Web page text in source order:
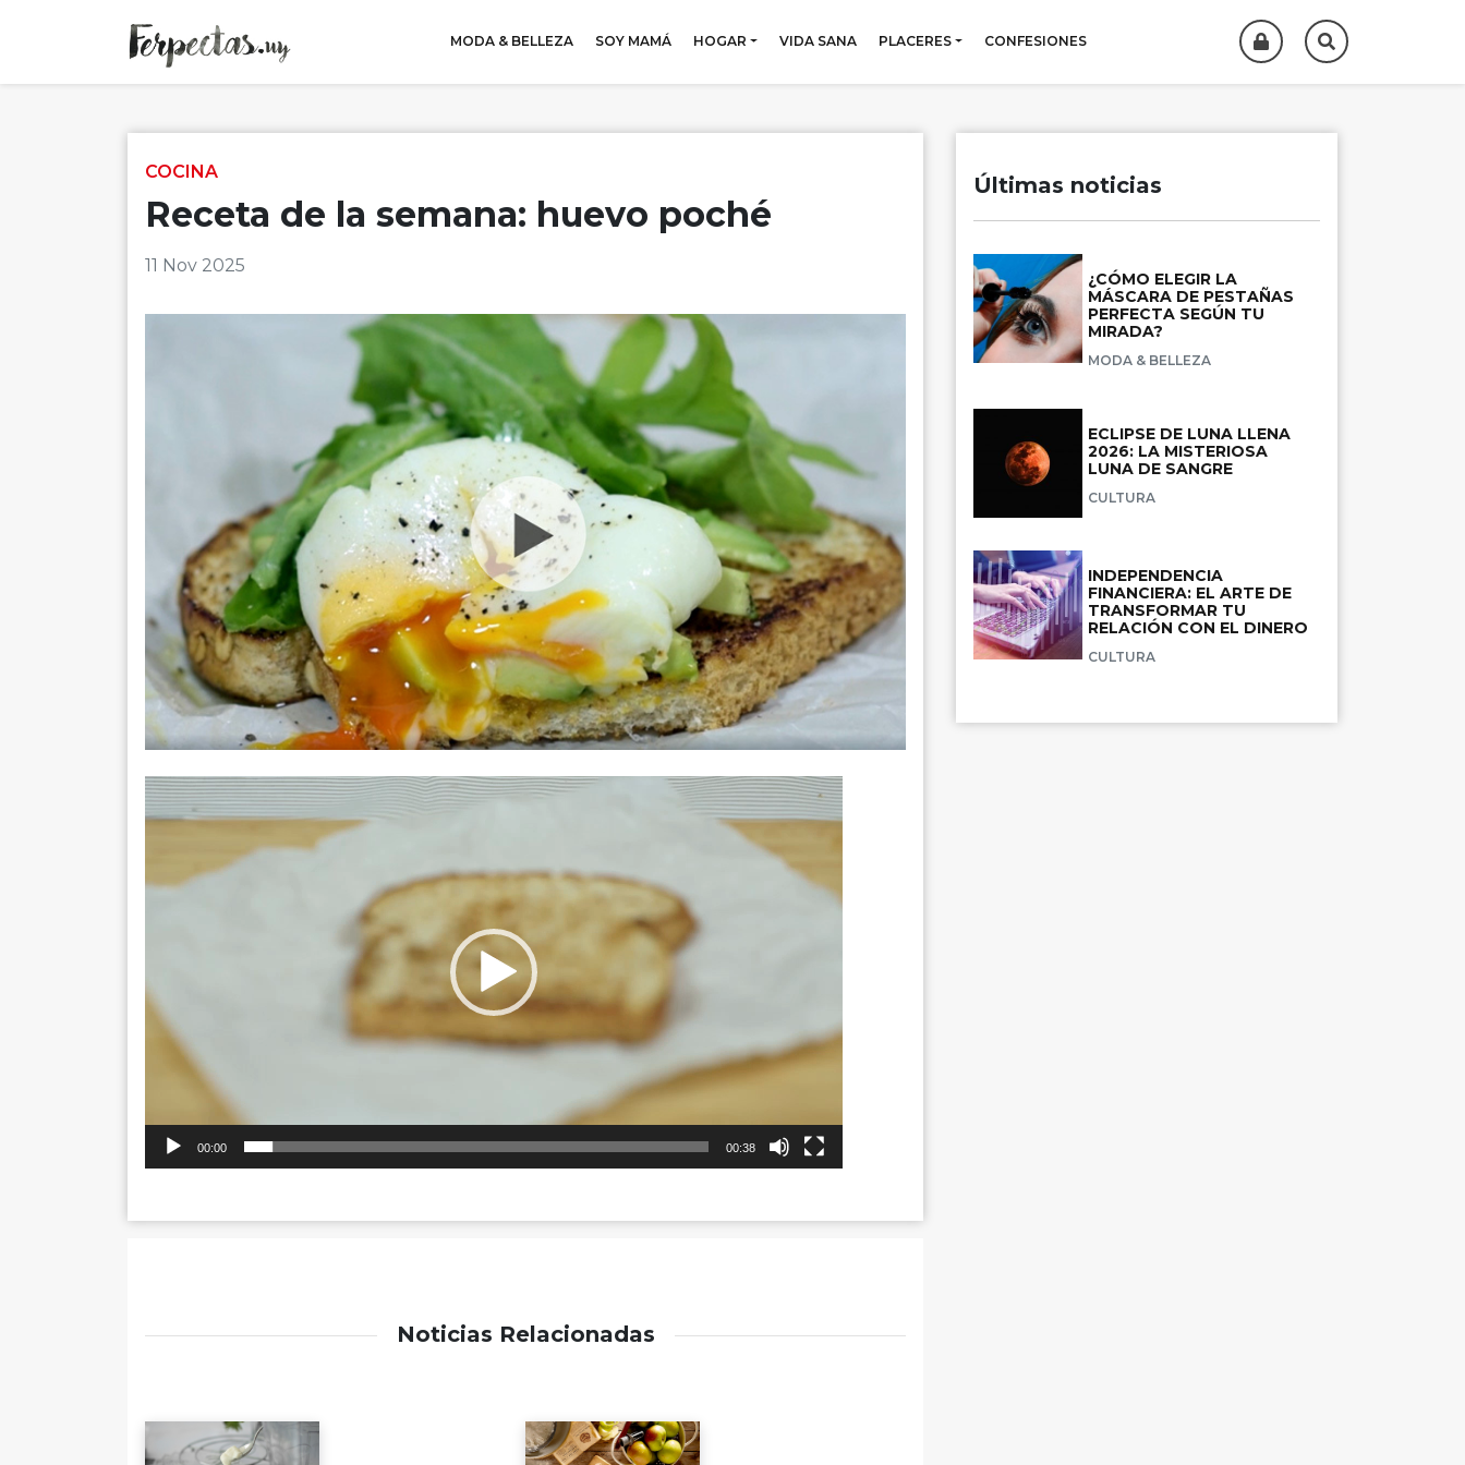
MODA & BELLEZA SOY MAMÁ HOGAR VIDA SANA PLACERES CONFESIONES
COCINA
Receta de la semana: huevo poché
11 Nov 2025
Video
Player
00:00 00:38
Noticias Relacionadas
Últimas noticias
¿CÓMO ELEGIR LA
MÁSCARA DE PESTAÑAS
PERFECTA SEGÚN TU
MIRADA?
MODA & BELLEZA
ECLIPSE DE LUNA LLENA
2026: LA MISTERIOSA
LUNA DE SANGRE
CULTURA
INDEPENDENCIA
FINANCIERA: EL ARTE DE
TRANSFORMAR TU
RELACIÓN CON EL DINERO
CULTURA